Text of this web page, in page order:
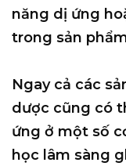
năng dị ứng
trong sản
Ngay cả các
dược cũng có
ứng ở một số
học lâm sàng